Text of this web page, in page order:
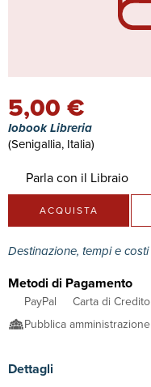
5,00 €
Iobook Libreria
(Senigallia, Italia)
Parla con il Libraio
ACQUISTA
Destinazione, tempi e costi
Metodi di Pagamento
PayPal Carta di Credito
Pubblica amministrazione
Dettagli